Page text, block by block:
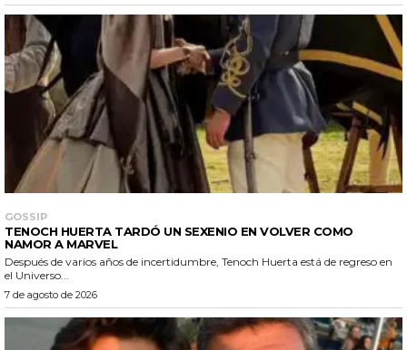
GOSSIP
TENOCH HUERTA TARDÓ UN SEXENIO EN VOLVER COMO
NAMOR A MARVEL
Después de varios años de incertidumbre, Tenoch Huerta está de regreso en
el Universo...
7 de agosto de 2026